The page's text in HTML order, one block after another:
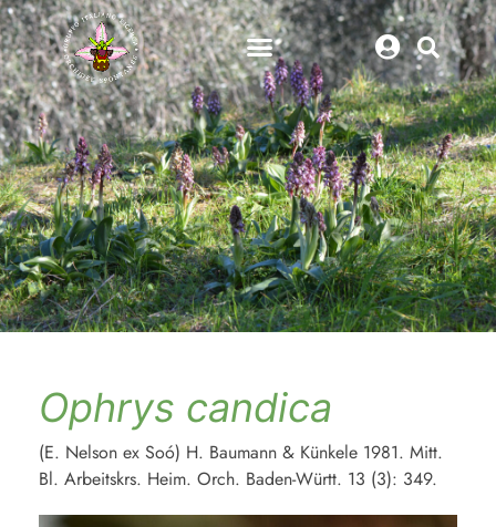
Ophrys candica
(E. Nelson ex Soó) H. Baumann & Künkele 1981. Mitt.
Bl. Arbeitskrs. Heim. Orch. Baden-Württ. 13 (3): 349.